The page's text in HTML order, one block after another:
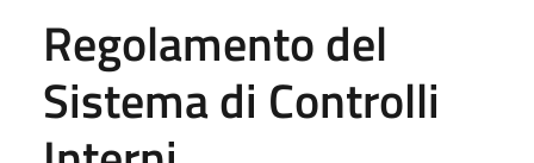
Regolamento del
Sistema di Controlli